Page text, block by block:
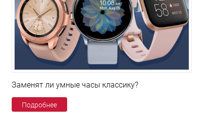
Заменят ли умные часы классику?
Подробнее